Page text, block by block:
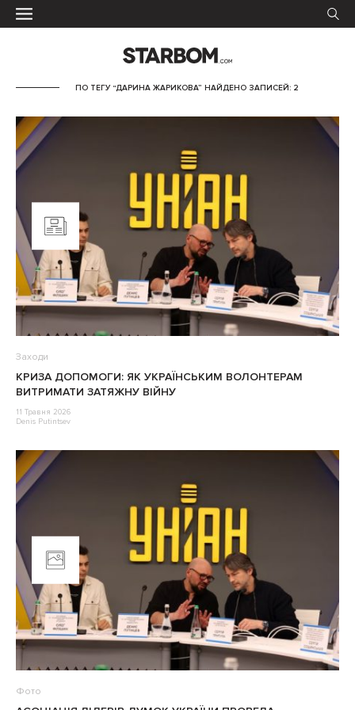
ПО ТЕГУ “ДАРИНА ЖАРИКОВА” НАЙДЕНО ЗАПИСЕЙ: 2
Заходи
КРИЗА ДОПОМОГИ: ЯК УКРАЇНСЬКИМ ВОЛОНТЕРАМ
ВИТРИМАТИ ЗАТЯЖНУ ВІЙНУ
11 Травня 2026
Denis Putintsev
Фото